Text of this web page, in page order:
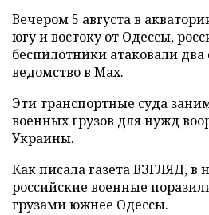
Вечером 5 августа в
югу и востоку от Одессы,
беспилотники атаковали два
ведомство в Max.
Эти транспортные суда
военных грузов для нужд
Украины.
Как писала газета ВЗГЛЯД, в
российские военные
грузами южнее Одессы.